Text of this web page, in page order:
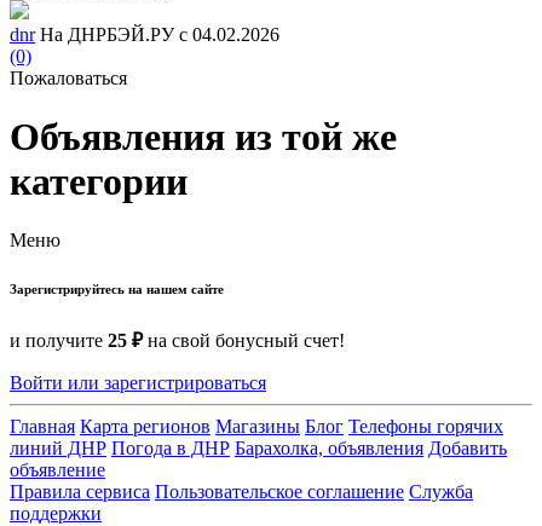
dnr На ДНРБЭЙ.РУ с 04.02.2026
(0)
Пожаловаться
Объявления из той же
категории
Меню
Зарегистрируйтесь на нашем сайте
и получите 25 ₽на свой бонусный счет!
Войти или зарегистрироваться
Главная Карта регионов Магазины Блог Телефоны горячих
линий ДНР Погода в ДНР Барахолка, объявления Добавить
объявление
Правила сервиса Пользовательское соглашение Служба
поддержки